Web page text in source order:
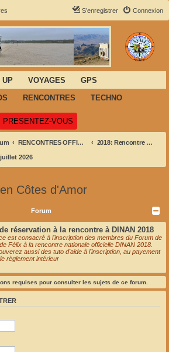
Connexion
S’enregistrer
UP VOYAGES
GPS
RENCONTRES TECHNO
PRESENTEZ-VOUS
RENCONTRES OFFICIELLES NATIONALES 2018: Rencontre en Côtes d'Amor
2026
Côtes d'Amor
Forum
réservation à la rencontre à DINAN 2018
est consacré à l'inscription des membres du Forum de
Félix à la rencontre nationale officielle DINAN 2018.
aussi des tuto d'aide à l'inscription, au payement
règlement intérieur
requises pour consulter les sujets de ce forum.